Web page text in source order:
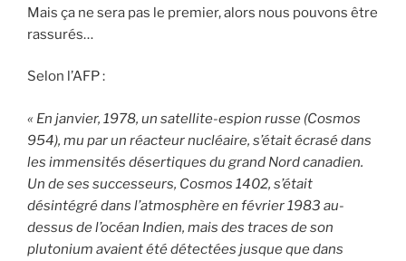
Mais ça ne sera pas le premier, alors nous pouvons être
rassurés…
Selon l’AFP :
« En janvier, 1978, un satellite-espion russe (Cosmos
954), mu par un réacteur nucléaire, s’était écrasé dans
les immensités désertiques du grand Nord canadien.
Un de ses successeurs, Cosmos 1402, s’était
désintégré dans l’atmosphère en février 1983 au-
dessus de l’océan Indien, mais des traces de son
plutonium avaient été détectées jusque que dans